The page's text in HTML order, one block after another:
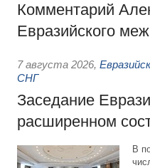
Комментарий
Евразийского
7 августа 2026,
СНГ
Заседание
расширенном
В